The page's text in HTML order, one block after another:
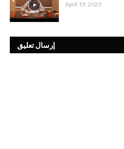
April 19, 2023
إرسال تعليق